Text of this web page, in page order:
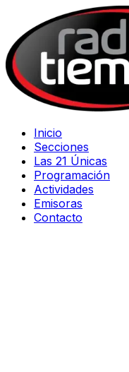
Inicio
Secciones
Las 21 Únicas
Programación
Actividades
Emisoras
Contacto